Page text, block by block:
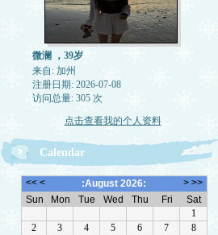
微澜 ，39岁
来自: 加州
注册日期: 2026-07-08
访问总量: 305 次
点击查看我的个人资料
Calendar